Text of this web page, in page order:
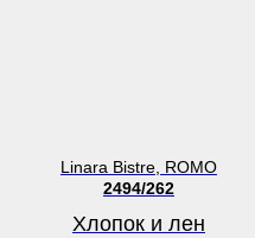
Linara Bistre, ROMO
2494/262
Хлопок и лен